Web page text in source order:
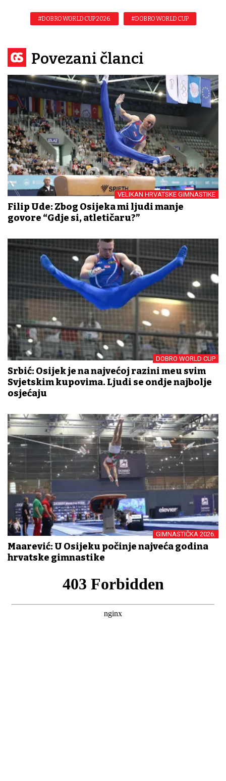
#DOBRO WORLD CUP 2026. #DOBRO WORLD CUP
Povezani članci
VELIKAN HRVATSKE GIMNASTIKE
Filip Ude: Zbog Osijeka mi ljudi manje
govore “Gdje si, atletičaru?”
DOBRO WORLD CUP
Srbić: Osijek je na najvećoj razini među svim
Svjetskim kupovima. Ljudi se ondje najbolje
osjećaju
GIMNASTIČKA 2026.
Mađarević: U Osijeku počinje najveća godina
hrvatske gimnastike